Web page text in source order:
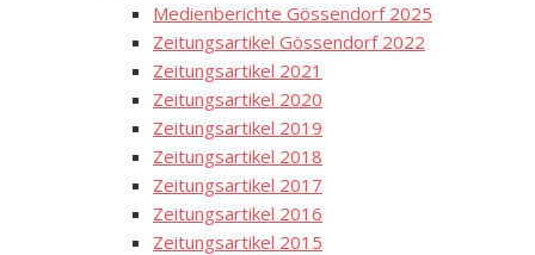
Medienberichte Gössendorf 2025
Zeitungsartikel Gössendorf 2022
Zeitungsartikel 2021
Zeitungsartikel 2020
Zeitungsartikel 2019
Zeitungsartikel 2018
Zeitungsartikel 2017
Zeitungsartikel 2016
Zeitungsartikel 2015